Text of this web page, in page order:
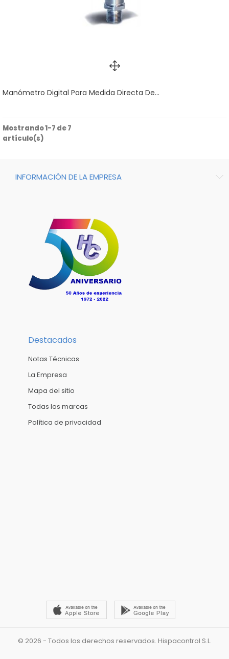
Manómetro Digital Para Medida Directa De...
Mostrando 1-7 de 7
artículo(s)
INFORMACIÓN DE LA EMPRESA
Destacados
Notas Técnicas
La Empresa
Mapa del sitio
Todas las marcas
Política de privacidad
© 2026 - Todos los derechos reservados. Hispacontrol S.L.